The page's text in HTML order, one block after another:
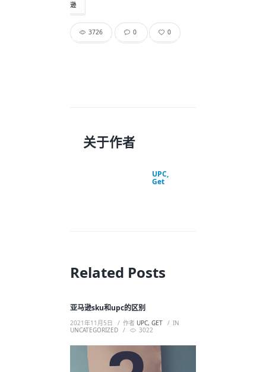
逊
3726 0 0
关于作者
UPC,
Get
Related Posts
亚马逊sku和upc的区别
2021年11月5日 作者 UPC, GET
IN
UNCATEGORIZED
3022